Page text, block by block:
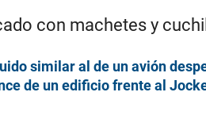
con machetes y
similar al de un avión
de un edificio frente al